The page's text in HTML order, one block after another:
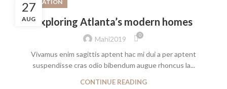
27
AUG
DECORATION
Exploring Atlanta’s modern homes
Mahi2019 0
Vivamus enim sagittis aptent hac mi dui a per aptent
suspendisse cras odio bibendum augue rhoncus la...
CONTINUE READING